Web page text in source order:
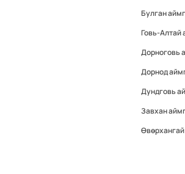
Булган
Говь-Алтай
Дорноговь
Дорнод
Дундговь
Завхан